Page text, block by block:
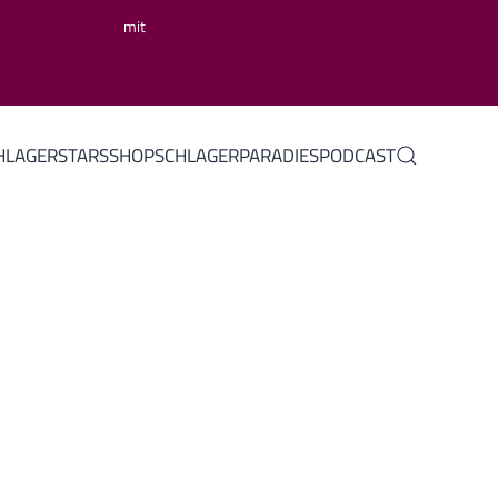
mit
SHOPSCHLAGERPARADIESPODCAST